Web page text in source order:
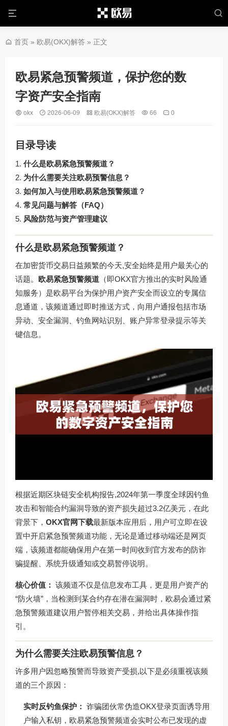
首页 » 欧易(OKX)解答 » 正文
欧易紧急预警频道，保护您的数
字资产安全指南
okx 2026-06-09 欧易(OKX)解答 66 0
目录导读
什么是欧易紧急预警频道？
为什么需要关注欧易预警信息？
如何加入与使用欧易紧急预警频道？
常见问题与解答（FAQ）
风险防范与资产管理建议
什么是欧易紧急预警频道？
在加密货币交易日益频繁的今天,安全始终是用户最关心的
话题。 欧易紧急预警频道 （即OKX官方推出的实时风险通
知服务）是欧易平台为保护用户资产安全而设立的专属信
息通道，该频道通过即时推送方式，向用户通报包括市场
异动、安全漏洞、钓鱼网站识别、账户异常登录提示等关
键信息。
根据近期区块链安全机构报告,2024年第一季度全球因钓鱼
攻击和智能合约漏洞导致的资产损失超过3.2亿美元，在此
背景下， OKX官网下载最新版本应用后，用户可立即在设
置中开启紧急预警频道功能，无论是通过移动端还是网页
端，该频道都能确保用户在第一时间收到官方发布的防诈
骗提醒、系统升级通知或交易暂停说明。
核心价值： 该频道不仅是信息发布工具，更是用户资产的
“防火墙”，当检测到某合约存在潜在漏洞时，欧易会通过紧
急预警频道建议用户暂停相关交易，并给出具体操作指
引。
为什么需要关注欧易预警信息？
许多用户因忽略预警而导致资产受损,以下是必须重视该频
道的三个原因：
实时反钓鱼保护： 诈骗团伙常伪造OKX登录页面诱导用
户输入私钥，欧易紧急预警频道会实时公布已发现的虚